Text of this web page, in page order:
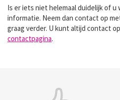
Is er iets niet helemaal duidelijk of u
informatie. Neem dan contact op
graag verder. U kunt altijd contact
contactpagina.